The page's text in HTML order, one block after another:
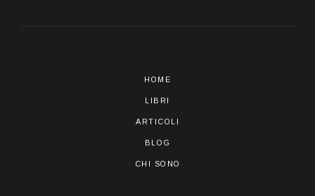
HOME
LIBRI
ARTICOLI
BLOG
CHI SONO